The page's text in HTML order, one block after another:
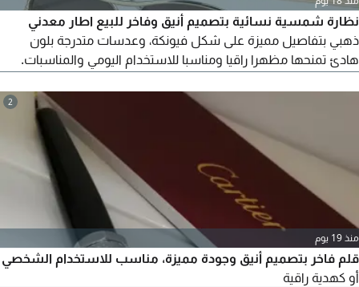
نظارة شمسية نسائية بتصميم أنيق وفاخر للبيع اطار معدني
ذهبي بتفاصيل مميزة على شكل فيونكة، وعدسات متدرجة بلون
هادئ تمنحها مظهرا راقيا ومناسبا للاستخدام اليومي والمناسبات.
2
منذ 19 يوم
قلم فاخر بتصميم أنيق وجودة مميزة، مناسب للاستخدام الشخصي
أو كهدية راقية